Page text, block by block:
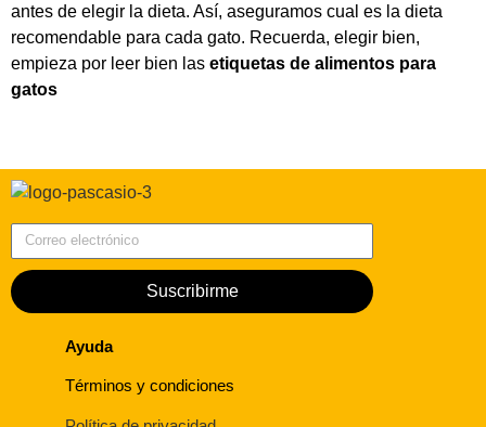
antes de elegir la dieta. Así, aseguramos cual es la dieta
recomendable para cada gato. Recuerda, elegir bien,
empieza por leer bien las etiquetas de alimentos para
gatos
Suscribirme
Ayuda
Términos y condiciones